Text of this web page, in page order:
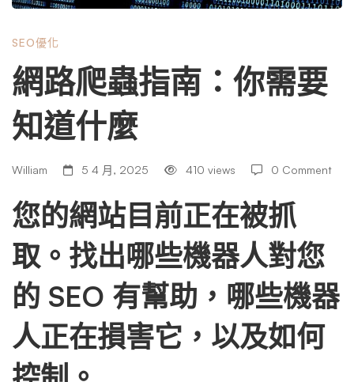
蟲
指
南：
你
需
要
知
SEO優化
網路爬蟲指南：你需要
知道什麼
William 5 4 月, 2025 410 views 0 Comment
您的網站目前正在被抓
取。找出哪些機器人對您
的 SEO 有幫助，哪些機器
人正在損害它，以及如何